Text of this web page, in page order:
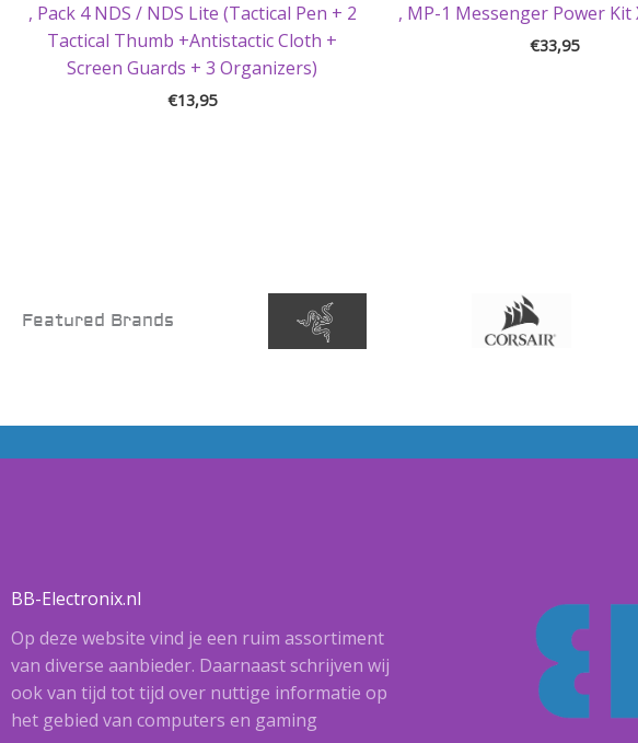
, Pack 4 NDS / NDS Lite (Tactical Pen + 2
Tactical Thumb +Antistactic Cloth +
Screen Guards + 3 Organizers)
€13,95
, MP-1 Messenger Power Kit
€33,95
Featured Brands
BB-Electronix.nl
Op deze website vind je een ruim assortiment
van diverse aanbieder. Daarnaast schrijven wij
ook van tijd tot tijd over nuttige informatie op
het gebied van computers en gaming